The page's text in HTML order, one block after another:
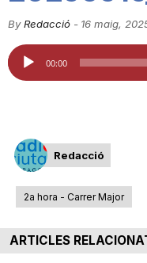
C
u
t
By Redacció - 16 maig,
Reproductor
d'àudio
00:00
Redacció
2a hora - Carrer Major
ARTICLES